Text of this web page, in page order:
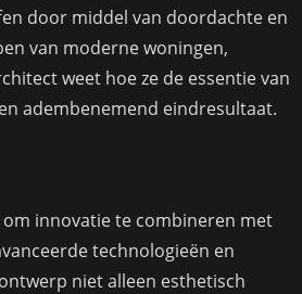
door middel van doordachte en
van moderne woningen,
weet hoe ze de essentie van
adembenemend eindresultaat.
innovatie te combineren met
technologieën en
niet alleen esthetisch